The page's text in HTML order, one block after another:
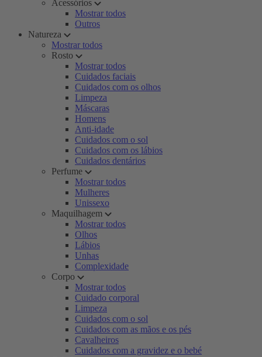
Acessórios
Mostrar todos
Outros
Natureza
Mostrar todos
Rosto
Mostrar todos
Cuidados faciais
Cuidados com os olhos
Limpeza
Máscaras
Homens
Anti-idade
Cuidados com o sol
Cuidados com os lábios
Cuidados dentários
Perfume
Mostrar todos
Mulheres
Unissexo
Maquilhagem
Mostrar todos
Olhos
Lábios
Unhas
Complexidade
Corpo
Mostrar todos
Cuidado corporal
Limpeza
Cuidados com o sol
Cuidados com as mãos e os pés
Cavalheiros
Cuidados com a gravidez e o bebé